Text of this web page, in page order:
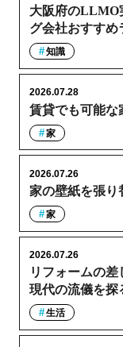
大阪府のLLMO
グ会社おすすめ
知識
賃貸でも可能な
2026.07.28
家
家の壁紙を張り
2026.07.26
家
リフォームの
現代の流儀を探
2026.07.26
生活